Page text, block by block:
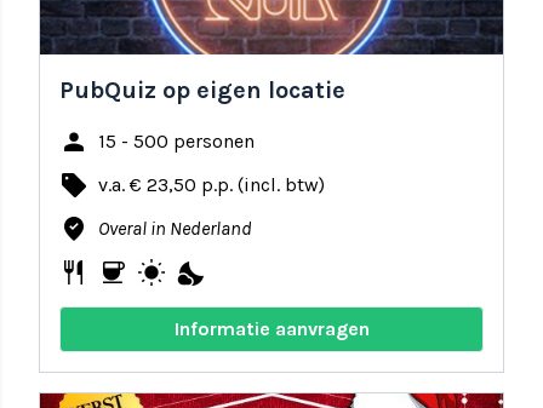
PubQuiz op eigen locatie
person 15 - 500 personen
local_offer v.a. € 23,50 p.p. (incl. btw)
where_to_vote Overal in Nederland
restaurant coffee wb_sunny nights_stay
Informatie aanvragen